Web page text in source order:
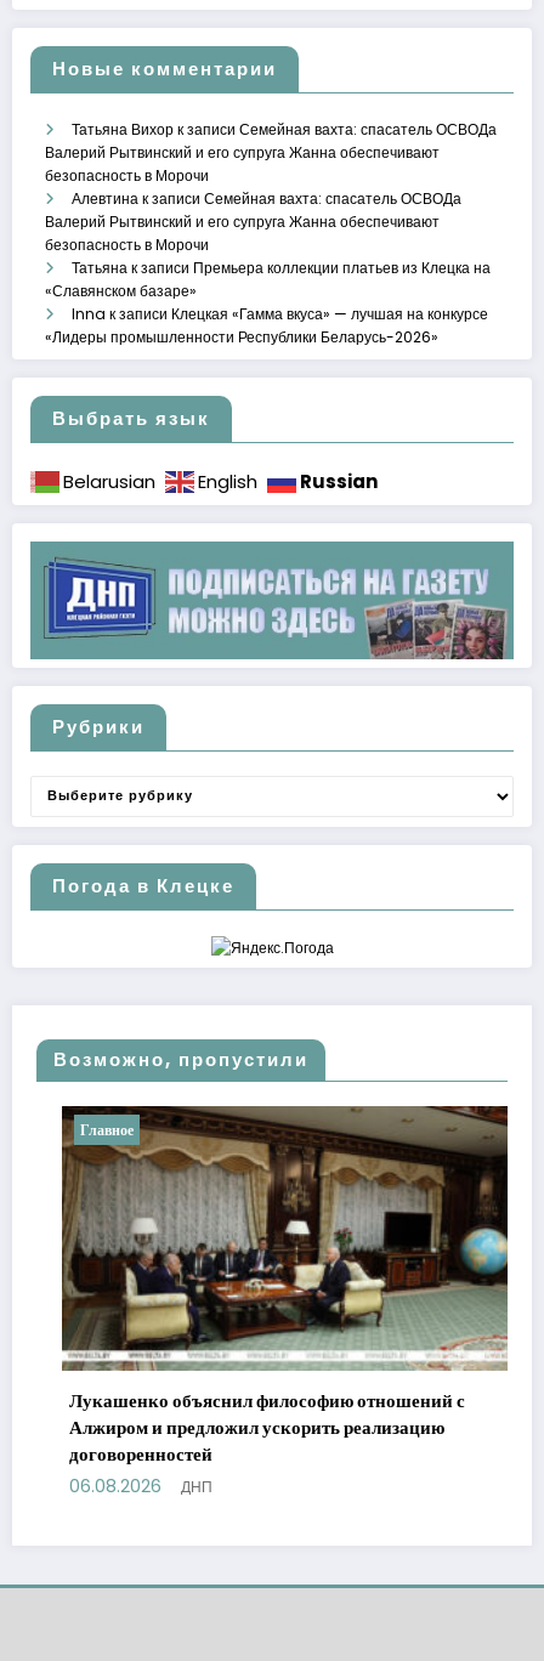
Новые комментарии
Татьяна Вихорк записи Семейная вахта: спасатель ОСВОДа
Валерий Рытвинский и его супруга Жанна обеспечивают
безопасность в Морочи
Алевтинак записи Семейная вахта: спасатель ОСВОДа
Валерий Рытвинский и его супруга Жанна обеспечивают
безопасность в Морочи
Татьянак записи Премьера коллекции платьев из Клецка на
«Славянском базаре»
Inna к записи Клецкая «Гамма вкуса» — лучшая на конкурсе
«Лидеры промышленности Республики Беларусь-2026»
Выбрать язык
Belarusian English Russian
Рубрики
Рубрики
Погода в Клецке
Возможно, пропустили
объяснил философию отношений с
и предложил ускорить реализацию
ДНП
Важное